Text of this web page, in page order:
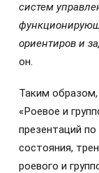
систем
ориентиров и
он.
Таким
«Роевое и
презентаций
состояния,
роевого и